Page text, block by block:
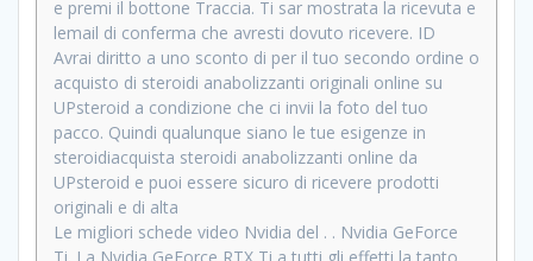
e premi il bottone Traccia. Ti sar mostrata la ricevuta e
lemail di conferma che avresti dovuto ricevere. ID
Avrai diritto a uno sconto di per il tuo secondo ordine o
acquisto di steroidi anabolizzanti originali online su
UPsteroid a condizione che ci invii la foto del tuo
pacco. Quindi qualunque siano le tue esigenze in
steroidiacquista steroidi anabolizzanti online da
UPsteroid e puoi essere sicuro di ricevere prodotti
originali e di alta
Le migliori schede video Nvidia del . . Nvidia GeForce